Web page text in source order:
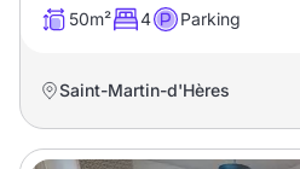
50m² 4 Parking
Saint-Martin-d'Hères